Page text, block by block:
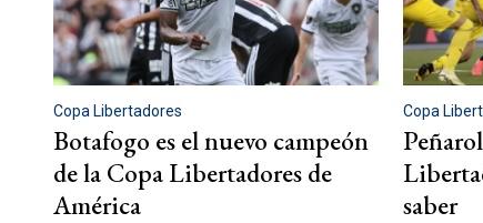
Copa Libertadores
Botafogo es el nuevo campeón
de la Copa Libertadores de
América
Copa
saber